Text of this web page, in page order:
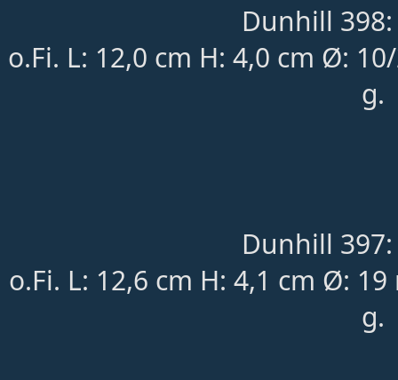
Dunhill
o.Fi. L: 12,0 cm H: 4,0 cm Ø:
g.
Dunhill
o.Fi. L: 12,6 cm H: 4,1 cm Ø:
g.